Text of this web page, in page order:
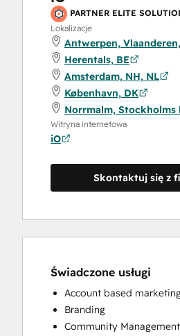
PARTNER ELITE
Lokalizacje
Antwerpen,
Herentals, BE
Amsterdam, NH, NL
København, DK
Norrmalm, Stockholms
Witryna internetowa
iO
Skontaktuj się z
Świadczone usługi
Account based
Branding
Community Management